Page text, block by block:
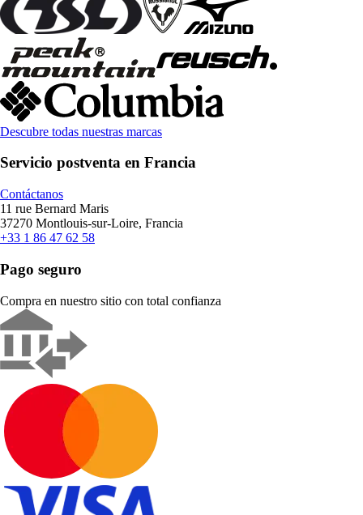
Descubre todas nuestras marcas
Servicio postventa en Francia
Contáctanos
11 rue Bernard Maris
37270 Montlouis-sur-Loire, Francia
+33 1 86 47 62 58
Pago seguro
Compra en nuestro sitio con total confianza